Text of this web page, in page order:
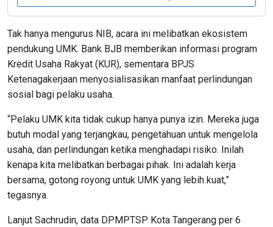
Tak hanya mengurus NIB, acara ini melibatkan ekosistem
pendukung UMK. Bank BJB memberikan informasi program
Kredit Usaha Rakyat (KUR), sementara BPJS
Ketenagakerjaan menyosialisasikan manfaat perlindungan
sosial bagi pelaku usaha.
“Pelaku UMK kita tidak cukup hanya punya izin. Mereka juga
butuh modal yang terjangkau, pengetahuan untuk mengelola
usaha, dan perlindungan ketika menghadapi risiko. Inilah
kenapa kita melibatkan berbagai pihak. Ini adalah kerja
bersama, gotong royong untuk UMK yang lebih kuat,”
tegasnya.
Lanjut Sachrudin, data DPMPTSP Kota Tangerang per 6